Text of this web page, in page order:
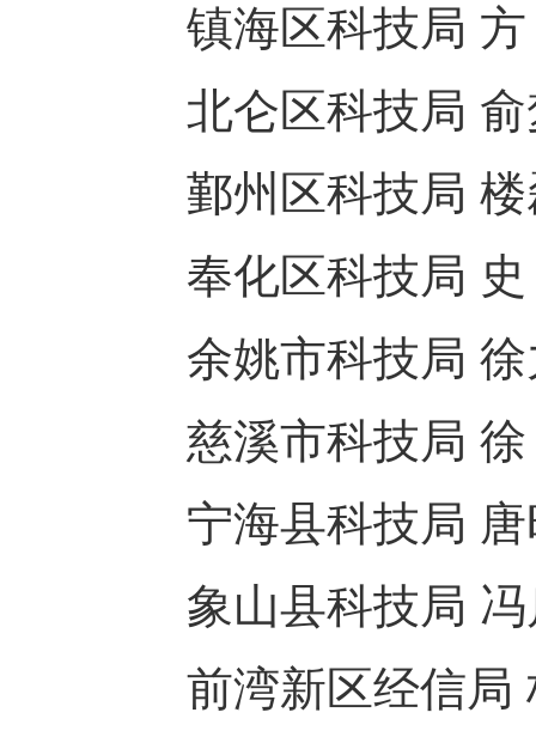
镇海区科技局 方
北仑区科技局 俞
鄞州区科技局 楼
奉化区科技局 史
余姚市科技局 徐
慈溪市科技局 徐
宁海县科技局 唐
象山县科技局 冯
前湾新区经信局